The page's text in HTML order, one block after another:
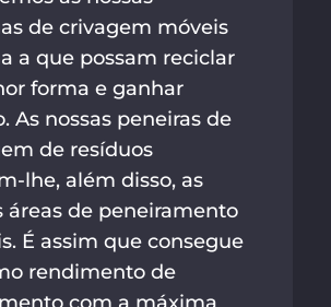
de crivagem móveis
a que possam reciclar
forma e ganhar
As nossas peneiras de
de resíduos
lhe, além disso, as
áreas de peneiramento
É assim que consegue
rendimento de